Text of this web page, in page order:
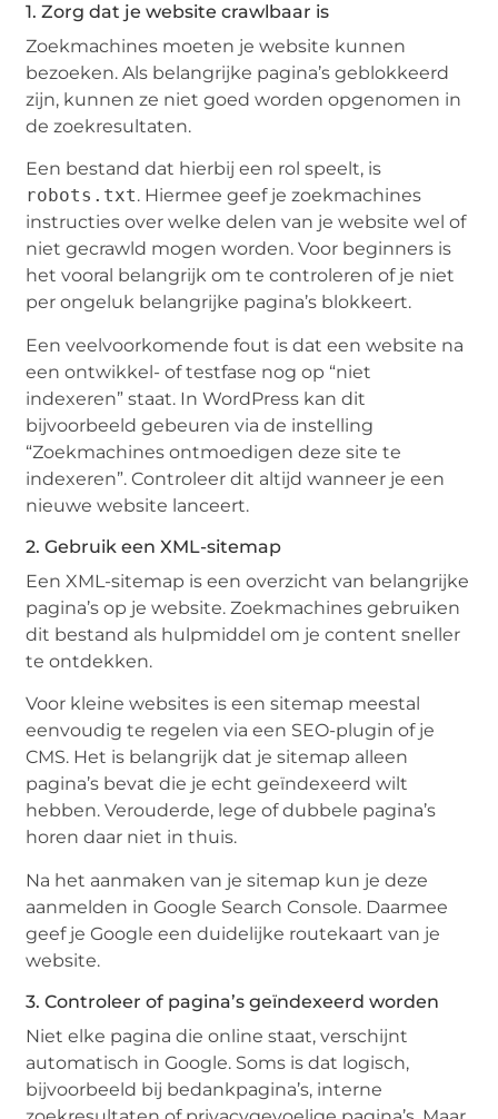
1. Zorg dat je website crawlbaar is
Zoekmachines moeten je website kunnen
bezoeken. Als belangrijke pagina’s geblokkeerd
zijn, kunnen ze niet goed worden opgenomen in
de zoekresultaten.
Een bestand dat hierbij een rol speelt, is
robots.txt. Hiermee geef je zoekmachines
instructies over welke delen van je website wel of
niet gecrawld mogen worden. Voor beginners is
het vooral belangrijk om te controleren of je niet
per ongeluk belangrijke pagina’s blokkeert.
Een veelvoorkomende fout is dat een website na
een ontwikkel- of testfase nog op “niet
indexeren” staat. In WordPress kan dit
bijvoorbeeld gebeuren via de instelling
“Zoekmachines ontmoedigen deze site te
indexeren”. Controleer dit altijd wanneer je een
nieuwe website lanceert.
2. Gebruik een XML-sitemap
Een XML-sitemap is een overzicht van belangrijke
pagina’s op je website. Zoekmachines gebruiken
dit bestand als hulpmiddel om je content sneller
te ontdekken.
Voor kleine websites is een sitemap meestal
eenvoudig te regelen via een SEO-plugin of je
CMS. Het is belangrijk dat je sitemap alleen
pagina’s bevat die je echt geïndexeerd wilt
hebben. Verouderde, lege of dubbele pagina’s
horen daar niet in thuis.
Na het aanmaken van je sitemap kun je deze
aanmelden in Google Search Console. Daarmee
geef je Google een duidelijke routekaart van je
website.
3. Controleer of pagina’s geïndexeerd worden
Niet elke pagina die online staat, verschijnt
automatisch in Google. Soms is dat logisch,
bijvoorbeeld bij bedankpagina’s, interne